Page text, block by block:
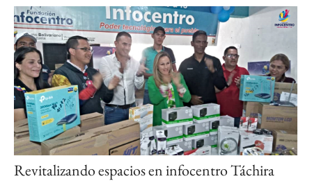
Revitalizando espacios en infocentro Táchira